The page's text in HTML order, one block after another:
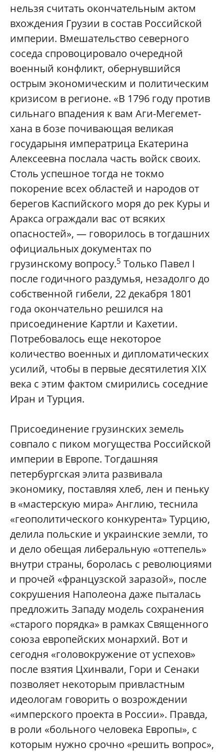
нельзя считать окончательным актом
вхождения Грузии в состав Российской
империи. Вмешательство северного
соседа спровоцировало очередной
военный конфликт, обернувшийся
острым экономическим и политическим
кризисом в регионе. «В 1796 году против
сильнаго впадения к вам Аги-Мегемет-
хана в бозе почивающая великая
государыня императрица Екатерина
Алексеевна послала часть войск своих.
Столь успешное тогда не токмо
покорение всех областей и народов от
берегов Каспийского моря до рек Куры и
Аракса ограждали вас от всяких
опасностей», — говорилось в тогдашних
официальных документах по
грузинскому вопросу.5 Только Павел I
после годичного раздумья, незадолго до
собственной гибели, 22 декабря 1801
года окончательно решился на
присоединение Картли и Кахетии.
Потребовалось еще некоторое
количество военных и дипломатических
усилий, чтобы в первые десятилетия XIX
века с этим фактом смирились соседние
Иран и Турция.
Присоединение грузинских земель
совпало с пиком могущества Российской
империи в Европе. Тогдашняя
петербургская элита развивала
экономику, поставляя хлеб, лен и пеньку
в «мастерскую мира» Англию, теснила
«геополитического конкурента» Турцию,
делила польские и украинские земли, то
и дело обещая либеральную «оттепель»
внутри страны, боролась с революциями
и прочей «французской заразой», после
сокрушения Наполеона даже пыталась
предложить Западу модель сохранения
«старого порядка» в рамках Священного
союза европейских монархий. Вот и
сегодня «головокружение от успехов»
после взятия Цхинвали, Гори и Сенаки
позволяет некоторым привластным
идеологам говорить о возрождении
«имперского проекта в России». Правда,
в роли «больного человека Европы», с
которым нужно срочно «решить вопрос»,